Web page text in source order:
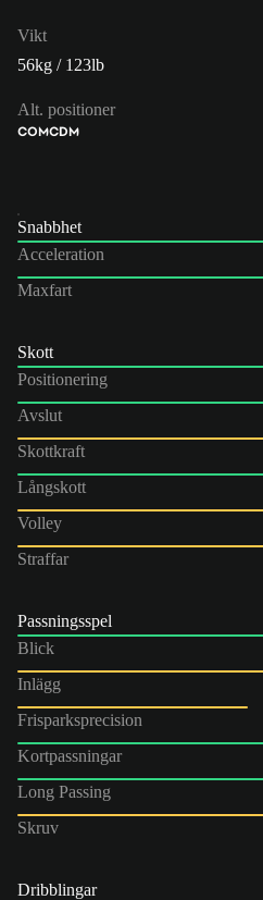
Vikt
56kg / 123lb
Alt. positioner
COMCDM
Snabbhet
Acceleration
Maxfart
Skott
Positionering
Avslut
Skottkraft
Långskott
Volley
Straffar
Passningsspel
Blick
Inlägg
Frisparksprecision
Kortpassningar
Long Passing
Skruv
Dribblingar